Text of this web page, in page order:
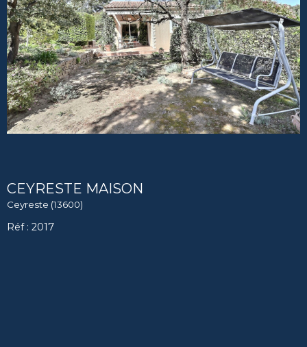
CEYRESTE MAISON
Ceyreste (13600)
Réf : 2017